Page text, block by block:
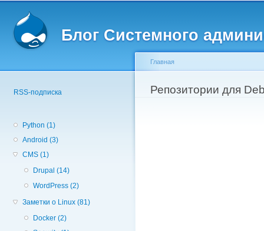
Блог Системного
RSS-подписка
Python (1)
Android (3)
CMS (1)
Drupal (14)
WordPress (2)
Заметки о Linux (81)
Docker (2)
Вы здесь
Главная
Репозитории для